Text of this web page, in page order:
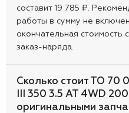
составит 19 785 ₽.
работы в сумму не
окончательная стоимость
заказ-наряда.
Сколько стоит ТО 70
III 350 3.5 AT 4WD
оригинальными